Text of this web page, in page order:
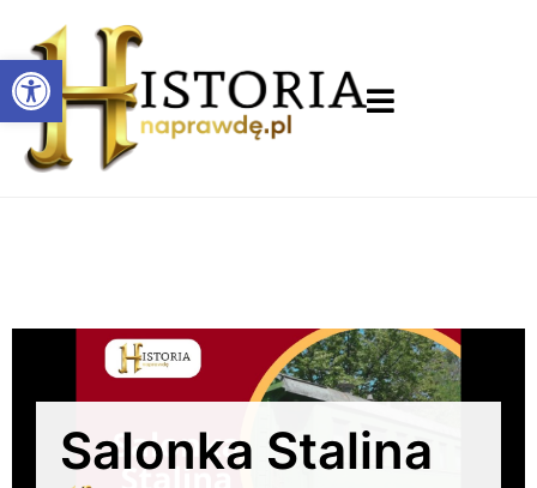
Otwórz pasek narzędzi
Salonka Stalina